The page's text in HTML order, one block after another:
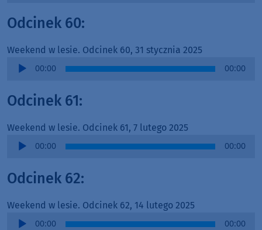
Odcinek 60:
Weekend w lesie. Odcinek 60, 31 stycznia 2025
Audio
00:00 00:00
Odcinek 61:
Weekend w lesie. Odcinek 61, 7 lutego 2025
Audio
00:00 00:00
Odcinek 62:
Weekend w lesie. Odcinek 62, 14 lutego 2025
Audio
00:00 00:00